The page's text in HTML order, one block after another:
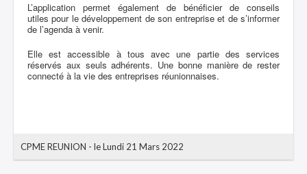
L’application permet également de bénéficier de conseils
utiles pour le développement de son entreprise et de s’informer
de l’agenda à venir.
Elle est accessible à tous avec une partie des services
réservés aux seuls adhérents. Une bonne manière de rester
connecté à la vie des entreprises réunionnaises.
CPME REUNION - le Lundi 21 Mars 2022